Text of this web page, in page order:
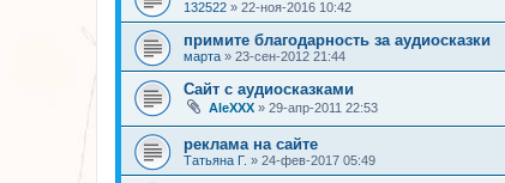
132522 » 22-ноя-2016 10:42
примите благодарность за аудиосказки
марта » 23-сен-2012 21:44
Сайт с аудиосказками
AleXXX » 29-апр-2011 22:53
реклама на сайте
Татьяна Г. » 24-фев-2017 05:49